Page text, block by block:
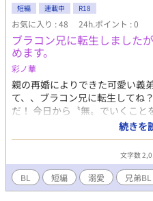
短編 連載中 R18
お気に入り : 48 24h.ポイント : 0
ブラコン兄に転生しました
めます。
彩ノ華
親の再婚によりできた可愛い義
て、、ブラコン兄に転生してね
だ！ 今日から〝無〟でいくこ
れればいい…そう思っていたの
な？？ 弟×兄 ※ゆるゆる更新
続きを
文字数
BL 短編 溺愛 兄弟BL